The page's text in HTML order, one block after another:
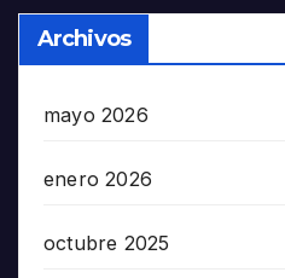
Archivos
mayo 2026
enero 2026
octubre 2025